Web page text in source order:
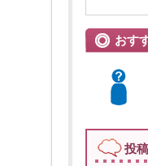
おす
投